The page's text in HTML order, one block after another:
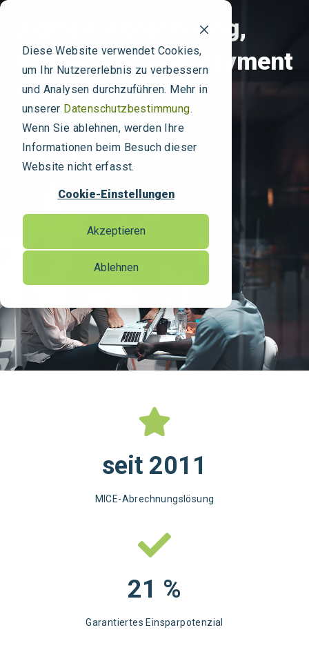
Diese Website verwendet Cookies,
um Ihr Nutzererlebnis zu verbessern
und Analysen durchzuführen. Mehr in
unserer Datenschutzbestimmung.
Wenn Sie ablehnen, werden Ihre
Informationen beim Besuch dieser
Website nicht erfasst.
Cookie-Einstellungen
Akzeptieren
Ablehnen
Digitale Abrechnung,
Accounting und Payment
Solution
Smarte Lösung für den
Veranstaltungseinkauf von
seit 2011
MICE-Abrechnungslösung
21 %
Garantiertes Einsparpotenzial